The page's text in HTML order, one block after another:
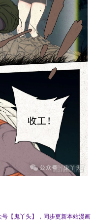
丫头】，同步更新本站漫画